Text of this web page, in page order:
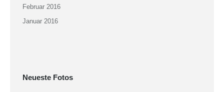
Februar 2016
Januar 2016
Neueste Fotos